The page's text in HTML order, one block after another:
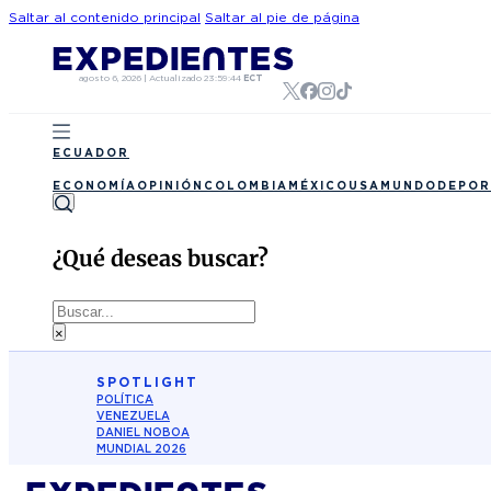
Saltar al contenido principal Saltar al pie de página
agosto 6, 2026 | Actualizado 23:59:44 ECT
ECUADOR
ECONOMÍA OPINIÓN COLOMBIA MÉXICO USA MUNDO
¿Qué deseas buscar?
Buscar
×
SPOTLIGHT
POLÍTICA
VENEZUELA
DANIEL NOBOA
MUNDIAL 2026